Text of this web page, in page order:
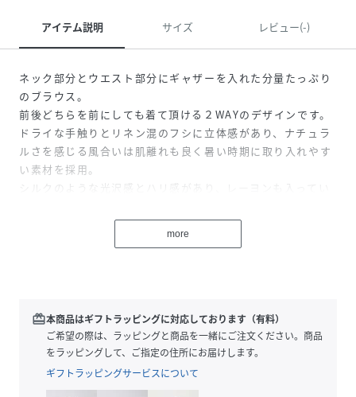
アイテム説明 サイズ レビュー(-)
ネック部分とウエスト部分にギャザーを入れた分量たっぷり
のブラウス。
前後どちらを前にしても着て頂ける２WAYのデザインです。
ドライな手触りとリネン混のフシに立体感があり、ナチュラ
ルさを感じる風合いは肌離れも良く暑い時期に取り入れやす
い素材を採用。
シルクのような光沢感とハリ感があり、レーヨンも入ってい
＊＊＊＊＊＊＊＊＊＊＊＊＊＊＊＊＊＊＊＊＊
透け感：なし（Whiteのみややあり）
裏地：なし
伸縮性：なし
光沢感：ややあり
more
redeem本商品はギフトラッピングに対応しております（有料）
ご希望の際は、ラッピングと商品を一緒にご注文ください。商品
をラッピングして、ご指定の住所にお届けします。
ギフトラッピングサービスについて